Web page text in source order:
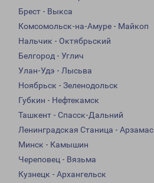
Брест - Выкса
Комсомольск-на-Амуре - Майкоп
Нальчик - Октябрьский
Белгород - Углич
Улан-Удэ - Лысьва
Ноябрьск - Зеленодольск
Губкин - Нефтекамск
Ташкент - Спасск-Дальний
Ленинградская Станица - Арзамас
Минск - Камышин
Череповец - Вязьма
Кузнецк - Архангельск